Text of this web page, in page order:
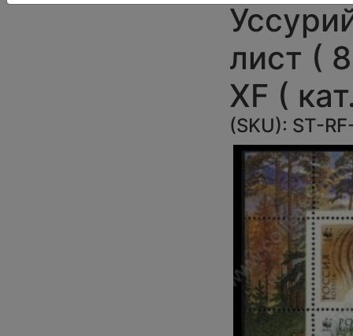
лист (
XF (
(SKU): ST-